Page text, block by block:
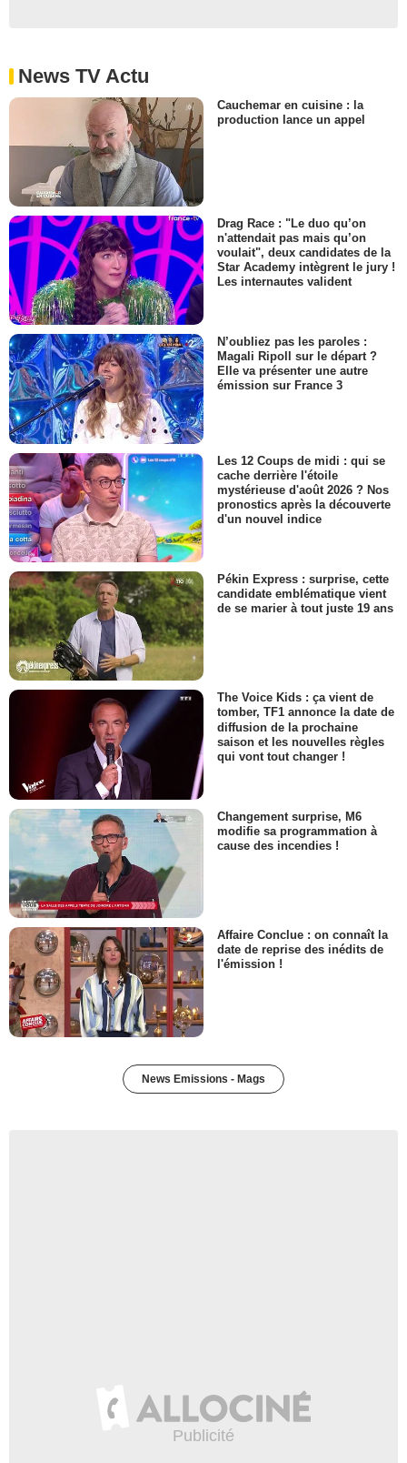
News TV Actu
Cauchemar en cuisine : la
production lance un appel
Drag Race : "Le duo qu’on
n'attendait pas mais qu’on
voulait", deux candidates de la
Star Academy intègrent le jury !
Les internautes valident
N’oubliez pas les paroles :
Magali Ripoll sur le départ ?
Elle va présenter une autre
émission sur France 3
Les 12 Coups de midi : qui se
cache derrière l'étoile
mystérieuse d'août 2026 ? Nos
pronostics après la découverte
d'un nouvel indice
Pékin Express : surprise, cette
candidate emblématique vient
de se marier à tout juste 19 ans
The Voice Kids : ça vient de
tomber, TF1 annonce la date de
diffusion de la prochaine
saison et les nouvelles règles
qui vont tout changer !
Changement surprise, M6
modifie sa programmation à
cause des incendies !
Affaire Conclue : on connaît la
date de reprise des inédits de
l'émission !
News Emissions - Mags